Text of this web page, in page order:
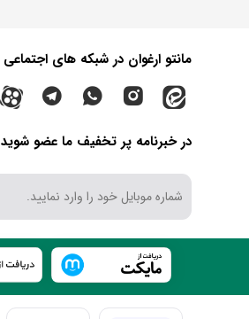
مانتو ارغوان در شبکه های اجتماعی
در خبرنامه پر تخفیف ما عضو شوید